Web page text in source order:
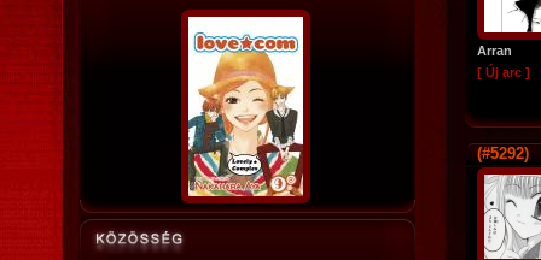
Arran
[ Új arc ]
(#5292)